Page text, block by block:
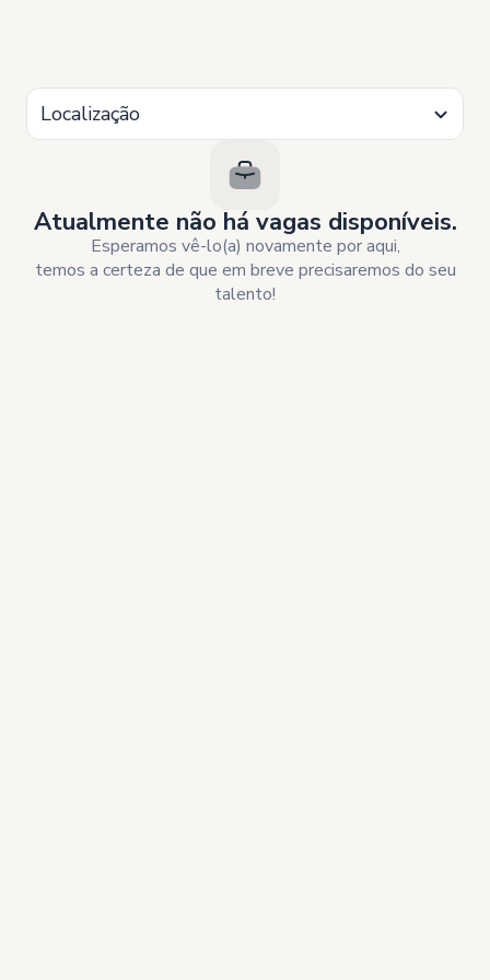
Localização
Atualmente não há vagas disponíveis.
Esperamos vê-lo(a) novamente por aqui,
temos a certeza de que em breve precisaremos do seu
talento!